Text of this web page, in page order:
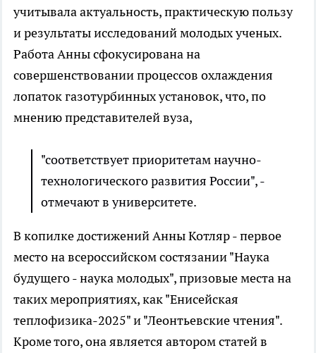
учитывала актуальность, практическую пользу
и результаты исследований молодых ученых.
Работа Анны сфокусирована на
совершенствовании процессов охлаждения
лопаток газотурбинных установок, что, по
мнению представителей вуза,
"соответствует приоритетам научно-
технологического развития России", -
отмечают в университете.
В копилке достижений Анны Котляр - первое
место на всероссийском состязании "Наука
будущего - наука молодых", призовые места на
таких мероприятиях, как "Енисейская
теплофизика-2025" и "Леонтьевские чтения".
Кроме того, она является автором статей в